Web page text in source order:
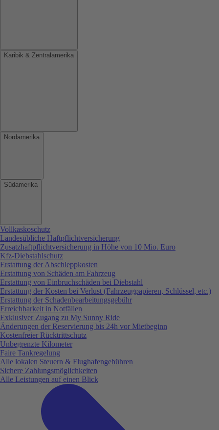
Karibik & Zentralamerika
Nordamerika
Südamerika
Vollkaskoschutz
Landesübliche Haftpflichtversicherung
Zusatzhaftpflichtversicherung in Höhe von 10 Mio. Euro
Kfz-Diebstahlschutz
Erstattung der Abschleppkosten
Erstattung von Schäden am Fahrzeug
Erstattung von Einbruchschäden bei Diebstahl
Erstattung der Kosten bei Verlust (Fahrzeugpapieren, Schlüssel, etc.)
Erstattung der Schadenbearbeitungsgebühr
Erreichbarkeit in Notfällen
Exklusiver Zugang zu My Sunny Ride
Änderungen der Reservierung bis 24h vor Mietbeginn
Kostenfreier Rücktrittschutz
Unbegrenzte Kilometer
Faire Tankregelung
Alle lokalen Steuern & Flughafengebühren
Sichere Zahlungsmöglichkeiten
Alle Leistungen auf einen Blick